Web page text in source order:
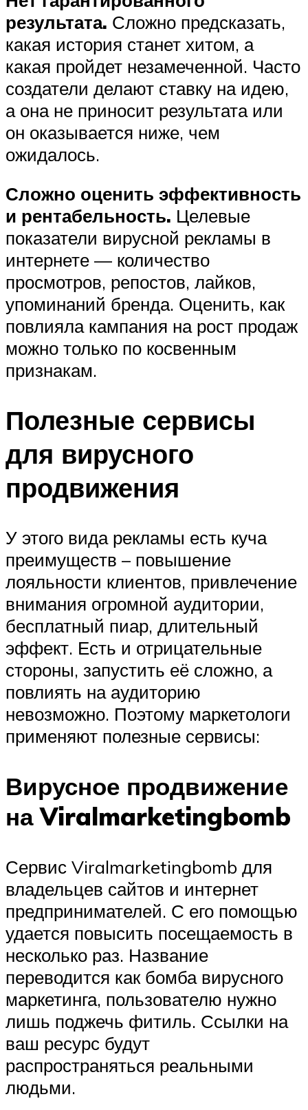
результата. Сложно предсказать,
какая история станет хитом, а
какая пройдет незамеченной. Часто
создатели делают ставку на идею,
а она не приносит результата или
он оказывается ниже, чем
ожидалось.
Сложно оценить эффективность
и рентабельность. Целевые
показатели вирусной рекламы в
интернете — количество
просмотров, репостов, лайков,
упоминаний бренда. Оценить, как
повлияла кампания на рост продаж
можно только по косвенным
признакам.
Полезные сервисы
для вирусного
продвижения
У этого вида рекламы есть куча
преимуществ – повышение
лояльности клиентов, привлечение
внимания огромной аудитории,
бесплатный пиар, длительный
эффект. Есть и отрицательные
стороны, запустить её сложно, а
повлиять на аудиторию
невозможно. Поэтому маркетологи
применяют полезные сервисы:
Вирусное продвижение
на Viralmarketingbomb
Сервис Viralmarketingbomb для
владельцев сайтов и интернет
предпринимателей. С его помощью
удается повысить посещаемость в
несколько раз. Название
переводится как бомба вирусного
маркетинга, пользователю нужно
лишь поджечь фитиль. Ссылки на
ваш ресурс будут
распространяться реальными
людьми.